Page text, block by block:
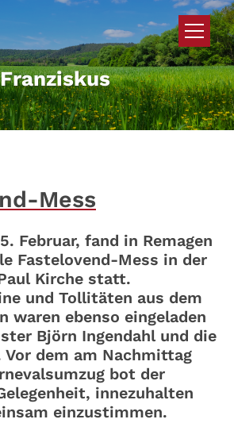
Mess
Februar, fand in Remagen
Fastelovend-Mess in der
Kirche statt.
und Tollitäten aus dem
waren ebenso eingeladen
Björn Ingendahl und die
dem am Nachmittag
bot der
innezuhalten
einzustimmen.